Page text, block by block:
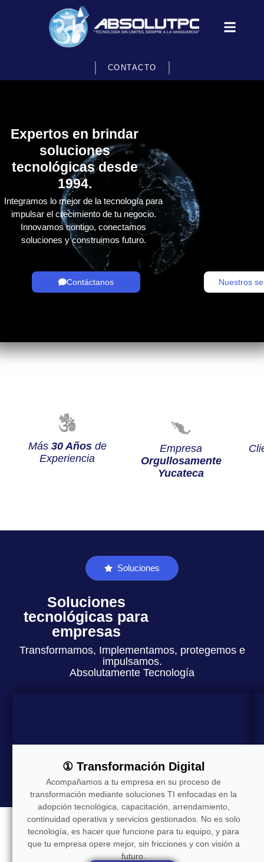
CONTACTO
Expertos en brindar
soluciones
tecnológicas desde
1994.
Integramos lo mejor de la tecnología para
impulsar el crecimiento de tu negocio.
Innovamos contigo, conectamos
soluciones y construimos futuro.
Contáctanos Nuestros
Más 30 Añosde
Experiencia
Empresa
Orgullosamente
Yucateca
Soluciones
Soluciones
tecnológicas para
empresas
Transformamos, Implementamos, protegemos e
impulsamos.
Absolutamente Tecnología
① Transformación Digital
Acompañamos a tu empresa en su proceso de
transformación mediante soluciones TI enfocadas en la
adopción tecnológica, capacitación, arrendamiento,
continuidad operativa y servicios gestionados. No es solo
tecnología, es hacer que funcione para tu equipo, y para
que tu empresa opere mejor, sin fricciones y con visión a
futuro.